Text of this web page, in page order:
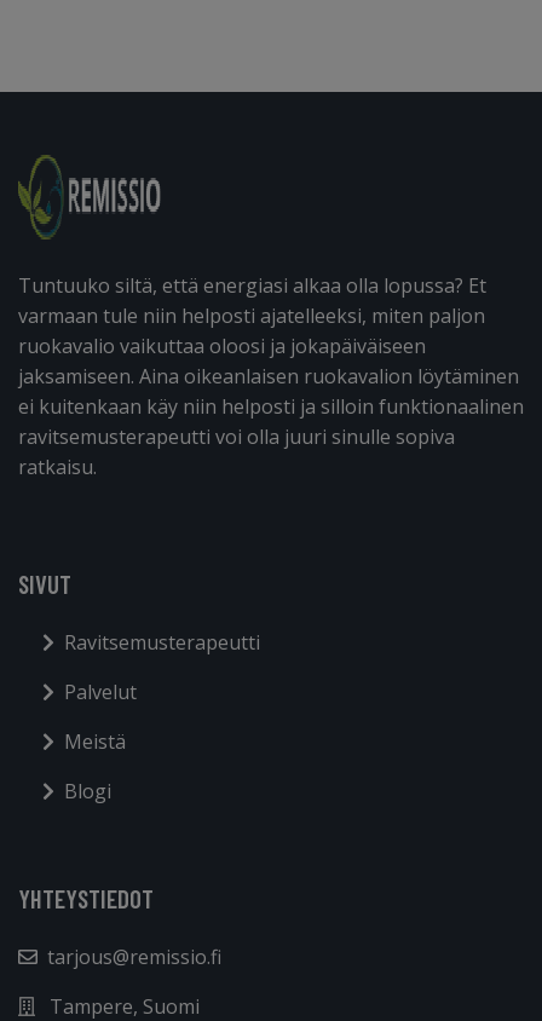
Tuntuuko siltä, että energiasi alkaa olla lopussa? Et
varmaan tule niin helposti ajatelleeksi, miten paljon
ruokavalio vaikuttaa oloosi ja jokapäiväiseen
jaksamiseen. Aina oikeanlaisen ruokavalion löytäminen
ei kuitenkaan käy niin helposti ja silloin funktionaalinen
ravitsemusterapeutti voi olla juuri sinulle sopiva
ratkaisu.
SIVUT
Ravitsemusterapeutti
Palvelut
Meistä
Blogi
YHTEYSTIEDOT
tarjous@remissio.fi
Tampere, Suomi